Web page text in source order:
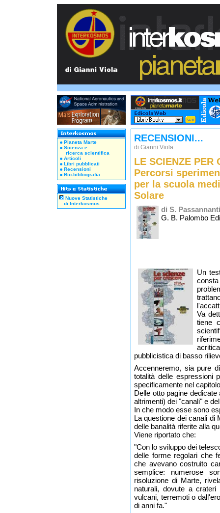
Pianeta Marte
Scienza e
ricerca scientifica
Articoli
Libri pubblicati
Recensioni
Bio-bibliografia
Nuove Statistiche
di Interkosmos
RECENSIONI...
di Gianni Viola
LE SCIENZE PER
Percorsi
per la scuola
Solare
di S.
G. B. Palombo
Un
Va
tiene
pubblicistica di basso
Accenneremo, sia pure
totalità delle espressioni
specificamente nel
Delle otto pagine
altrimenti) dei "canali" e
In che modo esse sono
La questione dei canali di
delle banalità riferite alla
Viene riportato che:
"Con lo sviluppo dei
delle forme regolari che
che avevano costruito
semplice: numerose
risoluzione di Marte,
naturali, dovute a
vulcani, terremoti o
di anni fa."